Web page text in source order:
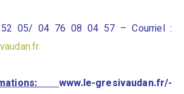
05/ 04 76 08 04 57 – Courriel :
www.le-gresivaudan.fr/-